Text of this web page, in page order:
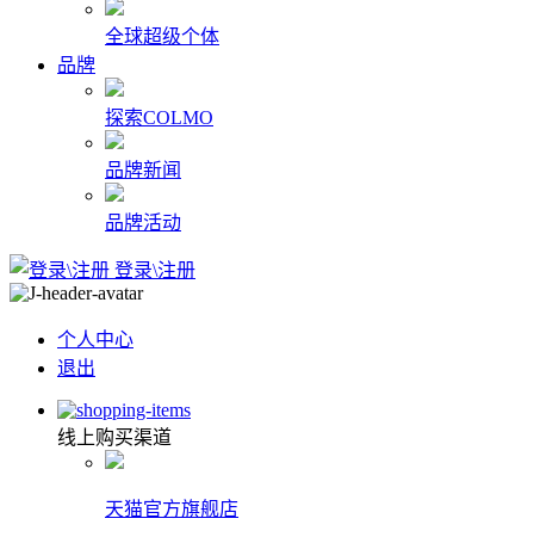
全球超级个体
品牌
探索COLMO
品牌新闻
品牌活动
登录\注册
个人中心
退出
线上购买渠道
天猫官方旗舰店